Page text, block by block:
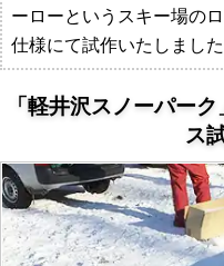
ーローというスキー場の
仕様にて試作いたしました
「軽井沢スノーパー
ス